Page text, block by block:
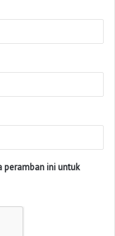
peramban ini untuk